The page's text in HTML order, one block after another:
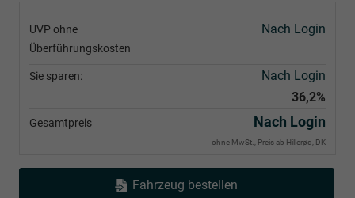
UVP ohne
Überführungskosten
Nach Login
Sie sparen:
Nach Login
36,2%
Gesamtpreis Nach Login
ohne MwSt., Preis ab Hillerød, DK
Fahrzeug bestellen